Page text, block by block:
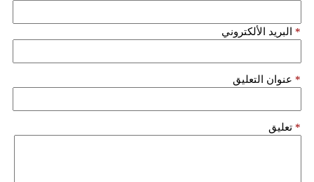
البريد الألكتروني *
عنوان التعليق *
تعليق *